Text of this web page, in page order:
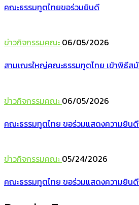
คณะธรรมทูตไทยขอร่วมยินดี
ข่าวกิจกรรมคณะ 06/05/2026
สามเณรใหญ่คณะธรรมทูตไทย เข้าพิธีส
ข่าวกิจกรรมคณะ 06/05/2026
คณะธรรมทูตไทย ขอร่วมแสดงความยิน
ข่าวกิจกรรมคณะ 05/24/2026
คณะธรรมทูตไทย ขอร่วมแสดงความยิน